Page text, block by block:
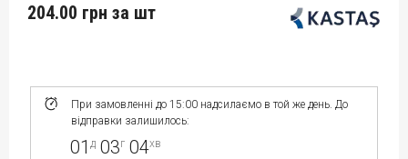
При замовленні до 15:00 надсилаємо в той же день. До
відправки залишилось:
01д 03г 04хв
204.00 грн за шт